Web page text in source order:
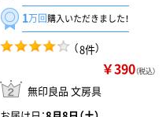
1万回購入いただきました！
（8件）
￥390（税込）
無印良品 文房具